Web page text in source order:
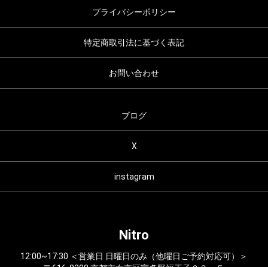
プライバシーポリシー
特定商取引法に基づく表記
お問い合わせ
ブログ
X
instagram
Nitro
12:00~17:30 ＜営業日 日曜日のみ（他曜日ご予約対応可）＞